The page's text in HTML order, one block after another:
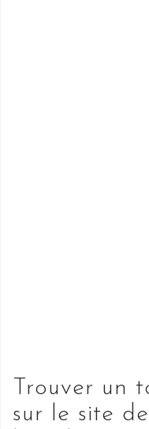
Trouver un
sur le site